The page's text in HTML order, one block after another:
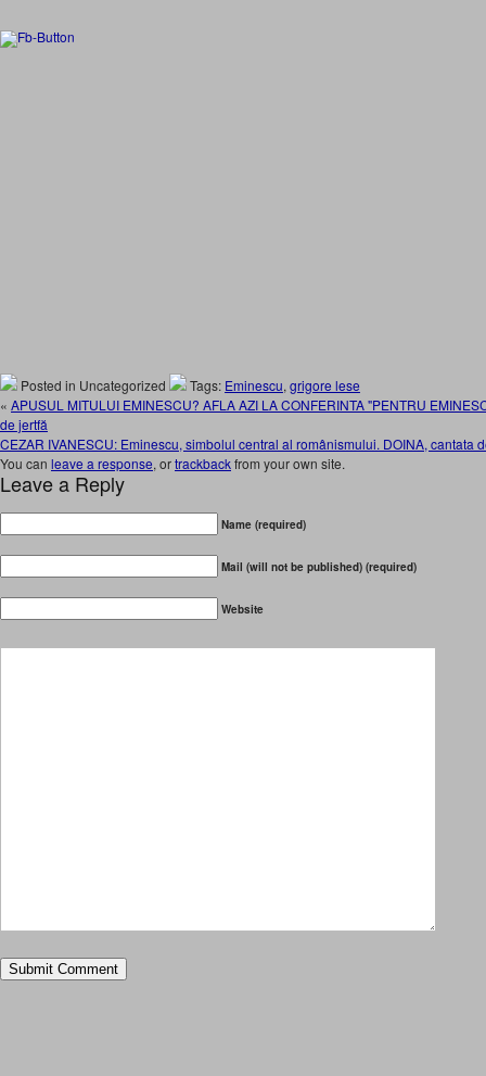
Posted in Uncategorized Tags: Eminescu, grigore lese
« APUSUL MITULUI EMINESCU? AFLA AZI LA CONFERINTA "PENTRU
de jertfă
CEZAR IVANESCU: Eminescu, simbolul central al românismului. DOINA, cantata
You can leave a response, ortrackbackfrom your own site.
Leave a Reply
Name (required)
Mail (will not be published) (required)
Website